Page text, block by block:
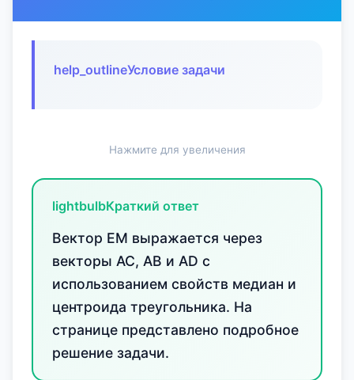
help_outlineУсловие задачи
Нажмите для увеличения
lightbulbКраткий ответ
Вектор EM выражается через
векторы AC, AB и AD с
использованием свойств медиан и
центроида треугольника. На
странице представлено подробное
решение задачи.